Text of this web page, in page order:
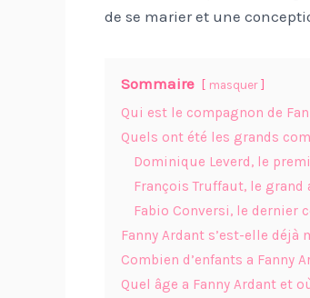
de se marier et une
Sommaire masquer
Qui est le compagnon de
Quels ont été les grands
Dominique Leverd, le
François Truffaut, le grand
Fabio Conversi, le dernier
Fanny Ardant s’est-elle déjà
Combien d’enfants a Fanny
Quel âge a Fanny Ardant et